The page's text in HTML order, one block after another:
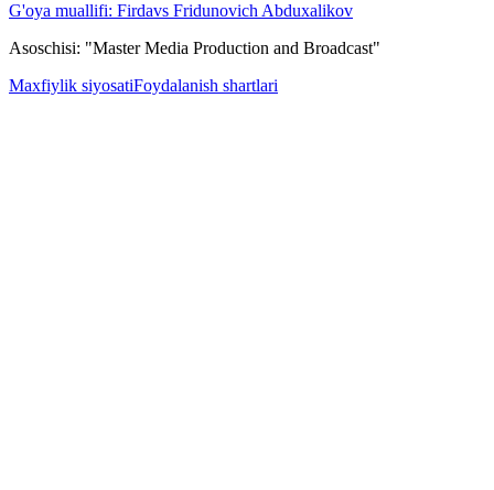
G'oya muallifi: Firdavs Fridunovich Abduxalikov
Asoschisi: "Master Media Production and Broadcast"
Maxfiylik siyosatiFoydalanish shartlari